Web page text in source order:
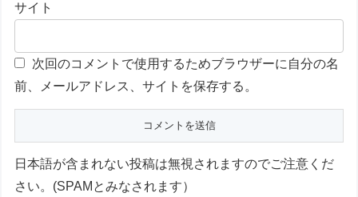
サイト
次回のコメントで使用するためブラウザーに自分の名
前、メールアドレス、サイトを保存する。
日本語が含まれない投稿は無視されますのでご注意くだ
さい。(SPAMとみなされます）